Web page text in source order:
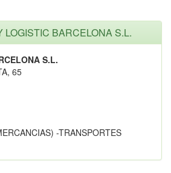
LOGISTIC BARCELONA S.L.
S.L.
65
-TRANSPORTES